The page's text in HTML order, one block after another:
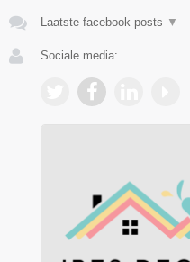
Laatste facebook posts ▼
Sociale media: